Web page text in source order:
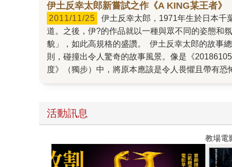
伊土反幸太郎新嘗試之作《A KING某王者》
2011/11/25
伊土反幸太郎，1971年生於日本千葉縣，畢業於東北大學法學部，2000年以《2018610535759》（獨步）獲得新潮推理小說俱樂部獎後正式在文壇出
道。之後，伊?的作品就以一種與眾不同的姿態和
貌」，如此高規格的盛讚。 伊土反幸太郎的故事
則，碰撞出令人驚奇的故事風景。像是《
度》（獨步）中，將原本應該是令人畏懼且帶有
設計，埋伏更深層的社會或哲學的思考，讓讀者
得伊?幸太郎的作品經常被影視化，包括《家鴨與
影，《2018610535919》（獨步）則被改拍電視
太郎和導演中村義洋第四度的合作。全劇在日本
預計2012年在日本上映。 新書《
活動訊息